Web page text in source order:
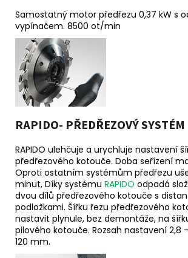
Samostatný motor předřezu 0,37 kW s
vypínačem. 8500 ot/min
RAPIDO- PŘEDŘEZOVÝ SYSTÉM
RAPIDO ulehčuje a urychluje nastavení
předřezového kotouče. Doba seřízení
Oproti ostatním systémům předřezu
minut, Díky systému RAPIDO odpadá
dvou dílů předřezového kotouče s
podložkami. Šířku řezu předřezového
nastavit plynule, bez demontáže, na
pilového kotouče. Rozsah nastavení 2,8
120 mm.